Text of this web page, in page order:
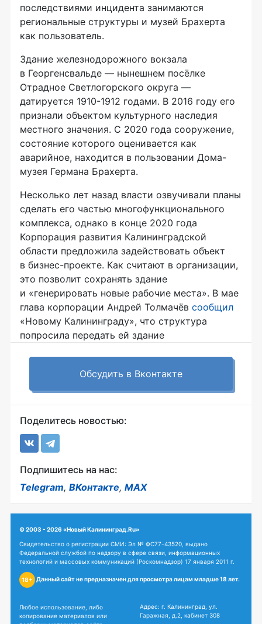
последствиями инцидента занимаются
региональные структуры и музей Брахерта
как пользователь.
Здание железнодорожного вокзала
в Георгенсвальде — нынешнем посёлке
Отрадное Светлогорского округа —
датируется 1910-1912 годами. В 2016 году его
признали объектом культурного наследия
местного значения. С 2020 года сооружение,
состояние которого оценивается как
аварийное, находится в пользовании Дома-
музея Германа Брахерта.
Несколько лет назад власти озвучивали планы
сделать его частью многофункционального
комплекса, однако в конце 2020 года
Корпорация развития Калининградской
области предложила задействовать объект
в бизнес-проекте. Как считают в организации,
это позволит сохранять здание
и «генерировать новые рабочие места». В мае
глава корпорации Андрей Толмачёв сообщил
«Новому Калининграду», что структура
попросила передать ей здание
Обсудить в Вконтакте
Поделитесь новостью:
Подпишитесь на нас:
Telegram, ВКонтакте, MAX
© 2003 - 2026 «Новый Калининград.Ru»
Свидетельство о регистрации СМИ: Эл № ФС77-43520, выдано
Федеральной службой по надзору в сфере связи, информационных
технологий и массовых коммуникаций (Роскомнадзор) 17 января 2011 г.
18+ Данный сайт не предназначен для просмотра лицам младше 18 лет.
Любое использование, либо
копирование материалов или
Адрес: г. Калининград, ул.
Гаражная, д.2, кабинет 308